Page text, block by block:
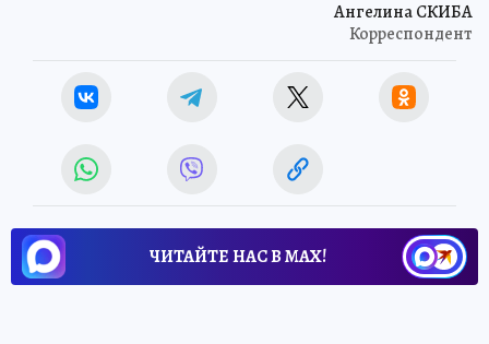
Ангелина СКИБА
Корреспондент
ЧИТАЙТЕ НАС В МАХ!